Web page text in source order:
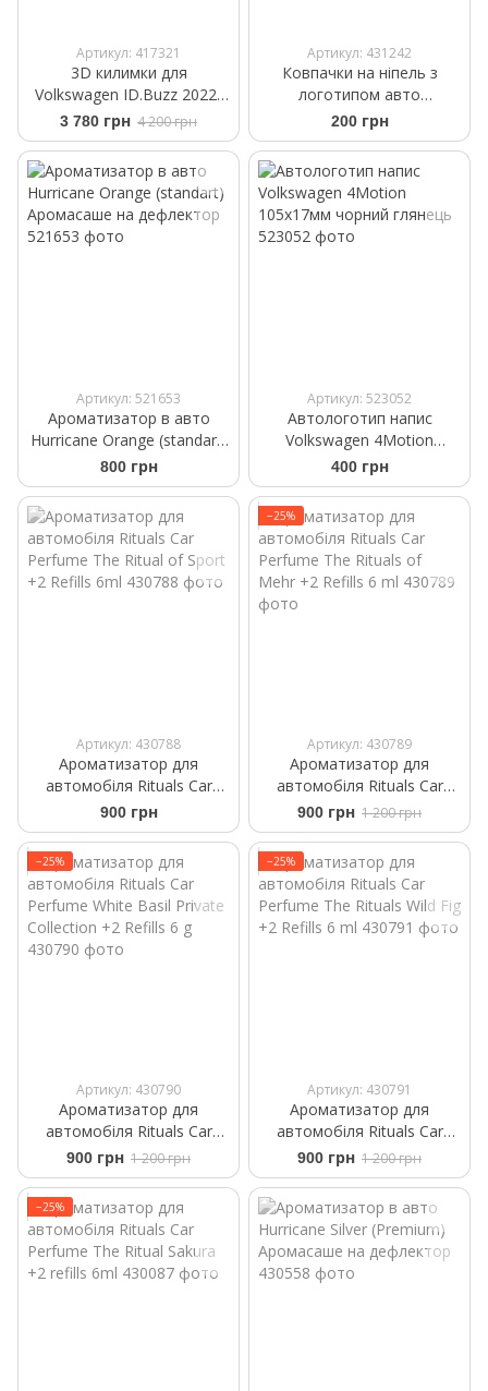
Артикул: 417321
3D килимки для
Volkswagen ID.Buzz 2022-
Frogum Proline 3D429376
3 780 грн 4 200 грн
Артикул: 431242
Ковпачки на ніпель з
логотипом авто
Volkswagen чорного
кольору
200 грн
Артикул: 521653
Ароматизатор в авто
Hurricane Orange (standart)
Аромасаше на дефлектор
800 грн
Артикул: 523052
Автологотип напис
Volkswagen 4Motion
105x17мм чорний глянець
400 грн
Артикул: 430788
Ароматизатор для
автомобіля Rituals Car
Perfume The Ritual of Sport
+2 Refills 6ml
900 грн
−25%
Артикул: 430789
Ароматизатор для
автомобіля Rituals ​Car
Perfume The Rituals of
Mehr +2 Refills 6 ml
900 грн 1 200 грн
−25%
Артикул: 430790
Ароматизатор для
автомобіля Rituals ​Car
Perfume ​White Basil Private
Collection +2 Refills 6 g
900 грн 1 200 грн
−25%
Артикул: 430791
Ароматизатор для
автомобіля Rituals ​Car
Perfume The Rituals Wild Fig
+2 Refills 6 ml
900 грн 1 200 грн
−25%